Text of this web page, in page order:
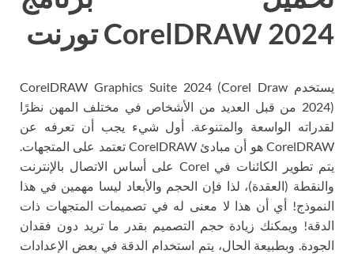
CorelDRAW 2024 تورنت
يستخدم CorelDRAW Graphics Suite 2024 (Corel Draw
2024) من قبل العديد من الأشخاص في مختلف المهن نظرًا
لقدراته الواسعة والمتنوعة. أول شيء يجب أن تعرفه عن
CorelDRAW هو أن مبادئ CorelDRAW تعتمد على المتجهات.
يتم تطوير الكائنات في Corel على أساس الاتصال بالإنترنت
والنقطة (العقدة)، لذا فإن الحجم والأبعاد ليسا مهمين في هذا
النموذج! أي أن هذا لا معنى له في تصميمات المتجهات ذات
الدقة! ويمكنك زيادة حجم التصميم بقدر ما تريد دون فقدان
الجودة. وبطبيعة الحال، يتم استخدام الدقة في بعض الإعدادات